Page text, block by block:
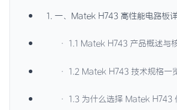
1. 一、Matek H743 高性能电路板
· 1.1 Matek H743 产品概述与
· 1.2 Matek H743 技术规格一
· 1.3 为什么选择 Matek H743